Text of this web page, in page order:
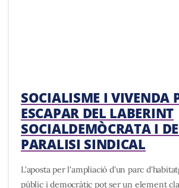
SOCIALISME I VIVENDA
ESCAPAR DEL LABERINT
SOCIALDEMÒCRATA I
PARALISI SINDICAL
L'aposta per l'ampliació d'un parc
públic i democràtic pot ser un element